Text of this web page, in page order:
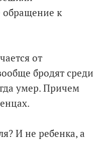
обращение к
от
бродят среди
умер. Причем
И не ребенка, а